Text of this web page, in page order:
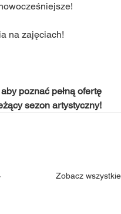
na zajęciach!
poznać pełną ofertę
sezon artystyczny!
Zobacz wszystkie